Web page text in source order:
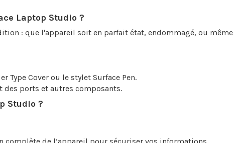
Laptop Studio ?
: que l'appareil soit en parfait état, endommagé, ou même
Type Cover ou le stylet Surface Pen.
des ports et autres composants.
Studio ?
complète de l’appareil pour sécuriser vos informations.